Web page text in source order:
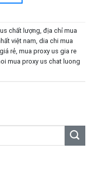
chất lượng địa chỉ mua
việt nam dia chi mua
rẻ mua proxy us gia re
mua proxy us chat luong